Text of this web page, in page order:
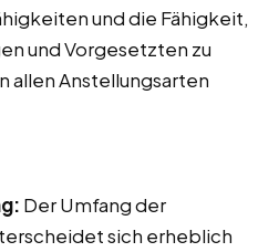
und die Fähigkeit,
und Vorgesetzten zu
allen Anstellungsarten
Der Umfang der
sich erheblich